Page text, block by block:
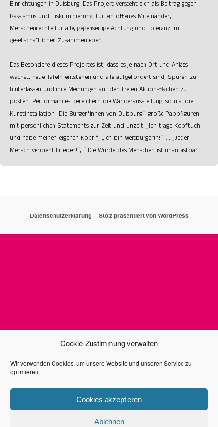
Cookie-Zustimmung verwalten
Wir verwenden Cookies, um unsere Website und unseren Service zu
optimieren.
Cookies akzeptieren
Ablehnen
Einrichtungen in Duisburg. Das Projekt versteht sich als Beitrag gegen
Rassismus und Diskriminierung, für ein offenes Miteinander,
Menschenrechte für alle, gegenseitige Achtung und Toleranz im
gesellschaftlichen Zusammenleben.
Das Besondere dieses Projektes ist, dass es je nach Ort und Anlass
wächst, neue Tafeln entstehen und alle aufgefordert sind, Spuren zu
hinterlassen und ihre Meinungen auf den freien Aktionsflächen zu
posten. Performances bereichern die Wanderausstellung, so u.a. die
Kunstinstallation „Die Bürger*innen von Duisburg“, große Pappfiguren
mit persönlichen Statements zur Zeit und Unzeit: „Ich trage Kopftuch
und habe meinen eigenen Kopf!“, „Ich bin Weltbürgerin!“ …, „Jeder
Mensch verdient Frieden!“, “ Die Würde des Menschen ist unantastbar.
Datenschutzerklärung Stolz präsentiert von WordPress